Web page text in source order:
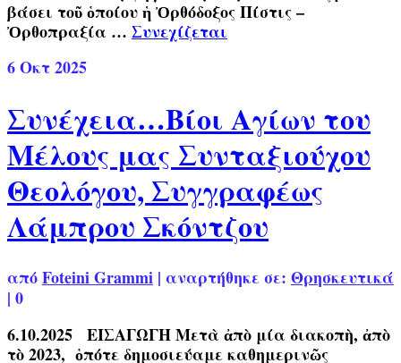
βάσει τοῦ ὁποίου ἡ Ὀρθόδοξος Πίστις –
Ὀρθοπραξία … Συνεχίζεται
6Οκτ 2025
Συνέχεια…Βίοι Αγίων του
Μέλους μας Συνταξιούχου
Θεολόγου, Συγγραφέως
Λάμπρου Σκόντζου
απόFoteini Grammi | αναρτήθηκε σε: Θρησκευτικά
| 0
6.10.2025 ΕΙΣΑΓΩΓΗ Μετὰ ἀπὸ μία διακοπὴ, ἀπὸ
τὸ 2023, ὁπότε δημοσιεύαμε καθημερινῶς